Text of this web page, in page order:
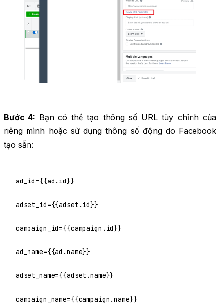
Bước 4: Bạn có thể tạo thông số URL tùy chỉnh của
riêng mình hoặc sử dụng thông số động do Facebook
tạo sẵn:
ad_id={{ad.id}}
adset_id={{adset.id}}
campaign_id={{campaign.id}}
ad_name={{ad.name}}
adset_name={{adset.name}}
campaign_name={{campaign.name}}